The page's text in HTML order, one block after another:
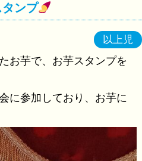
ンプ
以上児
お芋で、お芋スタンプを
に参加しており、お芋に